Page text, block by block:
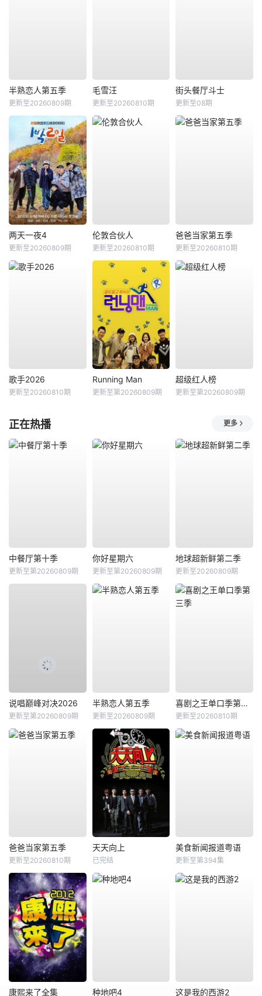
半熟恋人第五季
更新至20260809期
毛雪汪
更新至20260810期
街头餐厅斗士
更新至08期
两天一夜4
更新至20260809期
伦敦合伙人
更新至20260810期
爸爸当家第五季
更新至20260810期
歌手2026
更新至20260810期
Running Man
更新至第20260809期
超级红人榜
更新至第20260809期
正在热播 更多
中餐厅第十季
更新至第20260809期
你好星期六
更新至第20260809期
地球超新鲜第二季
更新至20260809期
说唱巅峰对决2026
更新至第20260809期
半熟恋人第五季
更新至20260809期
喜剧之王单口季第三季
更新至20260810期
爸爸当家第五季
更新至20260810期
天天向上
已完结
美食新闻报道粤语
更新至第394集
康熙来了全集 种地吧4 这是我的西游2